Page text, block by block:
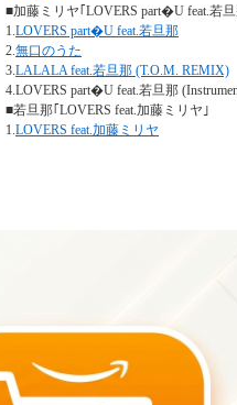
■加藤ミリヤ｢LOVERS part�U feat.若旦
1.LOVERS part�U feat.若旦那
2.無口のうた
3.LALALA feat.若旦那 (T.O.M. REMIX)
4.LOVERS part�U feat.若旦那
■若旦那｢LOVERS feat.加藤ミリヤ｣
1.LOVERS feat.加藤ミリヤ